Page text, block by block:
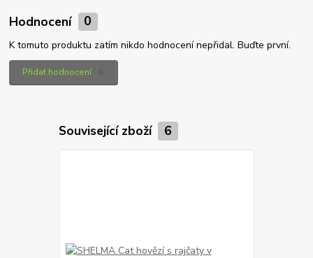
Hodnocení 0
K tomuto produktu zatím nikdo hodnocení nepřidal. Buďte první.
Přidat hodnocení
Související zboží 6